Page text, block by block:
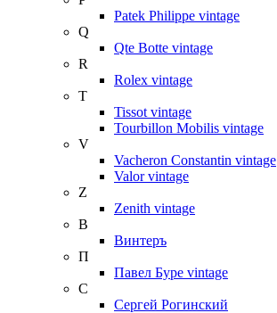
Patek Philippe vintage
Q
Qte Botte vintage
R
Rolex vintage
T
Tissot vintage
Tourbillon Mobilis vintage
V
Vacheron Constantin vintage
Valor vintage
Z
Zenith vintage
В
Винтеръ
П
Павел Буре vintage
С
Сергей Рогинский